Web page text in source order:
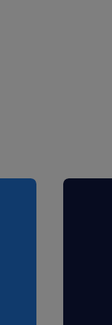
și dorință de a
prin cei 3 pași